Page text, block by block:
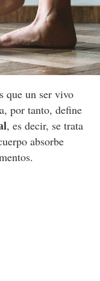
que un ser vivo
por tanto, define
, es decir, se trata
absorbe